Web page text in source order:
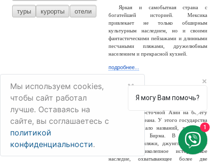
туры курорты отели
Яркая и самобытная страна с
богатейшей историей. Мексика
привлекает не только обширным
культурным наследием, но и своими
фантастическими пейзажами и длинными
песчаными пляжами, дружелюбным
населением и прекрасной кухней.
подробнее...
туры отели
страна Юго-Восточной Азии на берегу
Индийского океана. У этого государства
сменилось немало названий, россиянам
известно как Бирма. В стране –
белоснежные пляжи, джунгли, снежные
горы и великолепное историческое
наследие, охватывающее более две
Мы используем cookies,
чтобы сайт работал
лучше. Оставаясь на
сайте, вы соглашаетесь с
политикой
конфиденциальности.
×
Я могу Вам помочь?
1